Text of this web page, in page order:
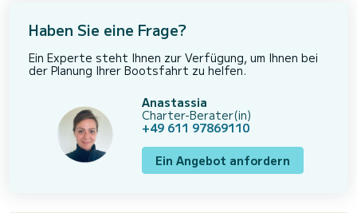
Haben Sie eine Frage?
Ein Experte steht Ihnen zur Verfügung, um Ihnen bei
der Planung Ihrer Bootsfahrt zu helfen.
Anastassia
Charter-Berater(in)
+49 611 97869110
Ein Angebot anfordern